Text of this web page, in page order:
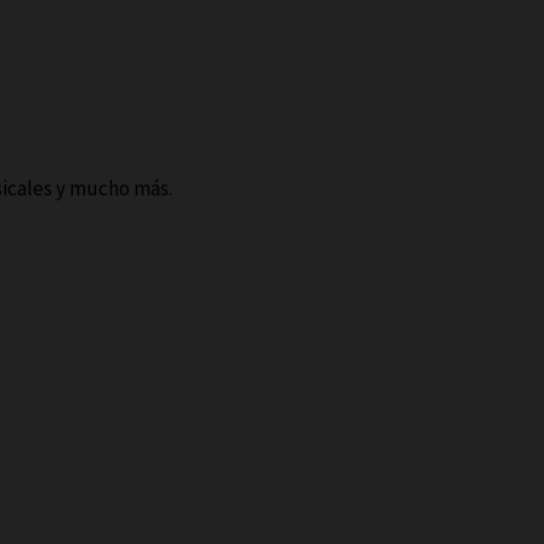
y mucho más.